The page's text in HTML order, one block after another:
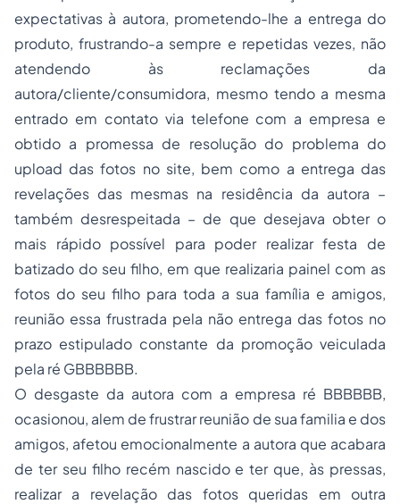
expectativas à autora, prometendo-lhe a entrega do
produto, frustrando-a sempre e repetidas vezes, não
atendendo às reclamações da
autora/cliente/consumidora, mesmo tendo a mesma
entrado em contato via telefone com a empresa e
obtido a promessa de resolução do problema do
upload das fotos no site, bem como a entrega das
revelações das mesmas na residência da autora –
também desrespeitada – de que desejava obter o
mais rápido possível para poder realizar festa de
batizado do seu filho, em que realizaria painel com as
fotos do seu filho para toda a sua família e amigos,
reunião essa frustrada pela não entrega das fotos no
prazo estipulado constante da promoção veiculada
pela ré GBBBBBB.
O desgaste da autora com a empresa ré BBBBBB,
ocasionou, alem de frustrar reunião de sua familia e dos
amigos, afetou emocionalmente a autora que acabara
de ter seu filho recém nascido e ter que, às pressas,
realizar a revelação das fotos queridas em outra